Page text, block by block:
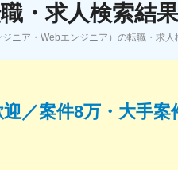
ム・インタビュー
・求人検索結果
ニア・Webエンジニア）の転職・求
／案件8万・大手案